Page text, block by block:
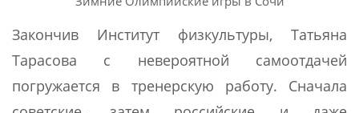
Закончив Институт физкультуры, Татьяна
Тарасова с невероятной самоотдачей
погружается в тренерскую работу. Сначала